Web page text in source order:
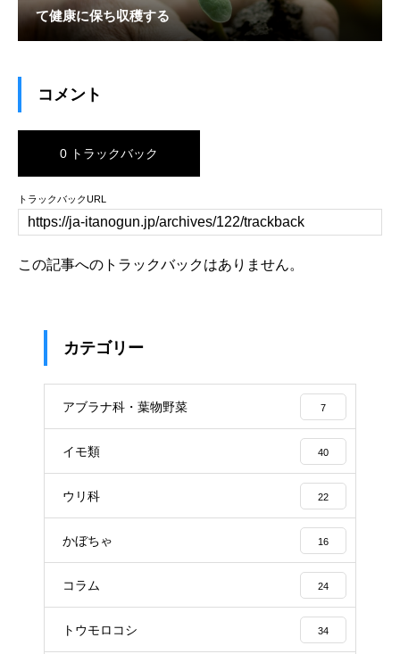
て健康に保ち収穫する
コメント
0 トラックバック
トラックバックURL
この記事へのトラックバックはありません。
カテゴリー
アブラナ科・葉物野菜 7
イモ類 40
ウリ科 22
かぼちゃ 16
コラム 24
トウモロコシ 34